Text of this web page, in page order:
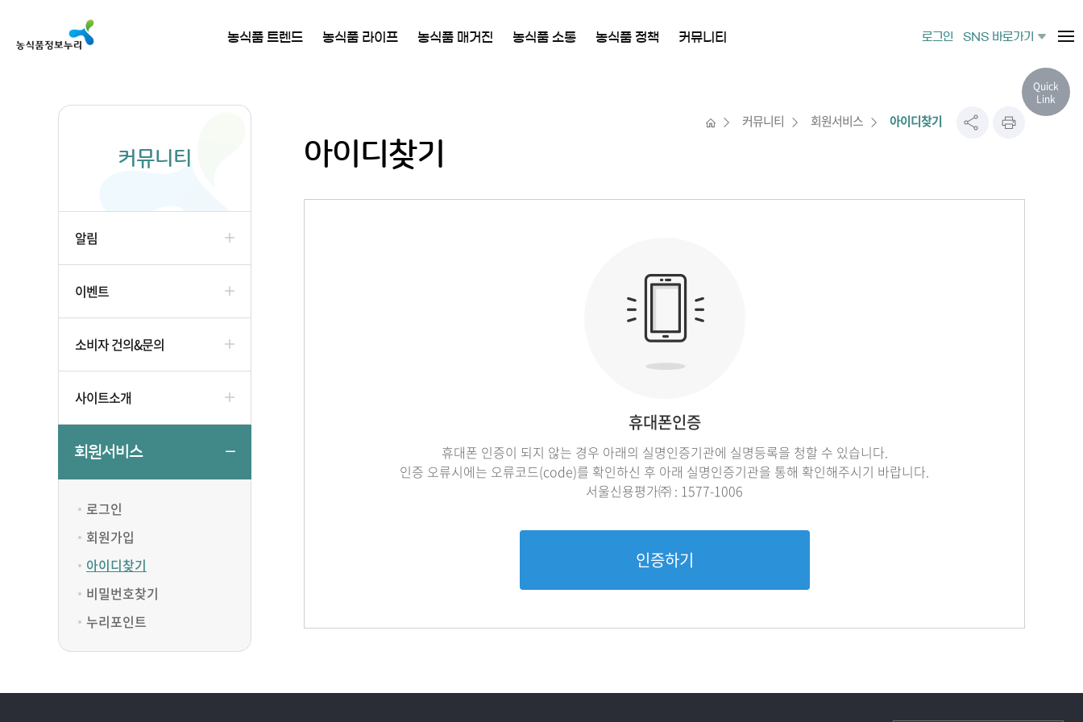
농식품 트렌드 농식품 라이프 농식품 매거진 농식품 소통 농식품 정책 커뮤니티 로그인 SNS 바로가기
커뮤니티
알림
이벤트
소비자 건의&문의
사이트소개
회원서비스
로그인
회원가입
아이디찾기
비밀번호찾기
누리포인트
아이디찾기
커뮤니티 회원서비스 아이디찾기
휴대폰인증
휴대폰 인증이 되지 않는 경우 아래의 실명인증기관에 실명등록을 청할 수 있습니다.
인증 오류시에는 오류코드(code)를 확인하신 후 아래 실명인증기관을 통해 확인해주시기 바랍니다.
서울신용평가㈜ : 1577-1006
인증하기
Quick
Link